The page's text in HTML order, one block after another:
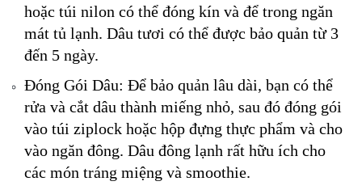
hoặc túi nilon có thể đóng kín và để trong ngăn
mát tủ lạnh. Dâu tươi có thể được bảo quản từ 3
đến 5 ngày.
Đóng Gói Dâu: Để bảo quản lâu dài, bạn có thể
rửa và cắt dâu thành miếng nhỏ, sau đó đóng gói
vào túi ziplock hoặc hộp đựng thực phẩm và cho
vào ngăn đông. Dâu đông lạnh rất hữu ích cho
các món tráng miệng và smoothie.